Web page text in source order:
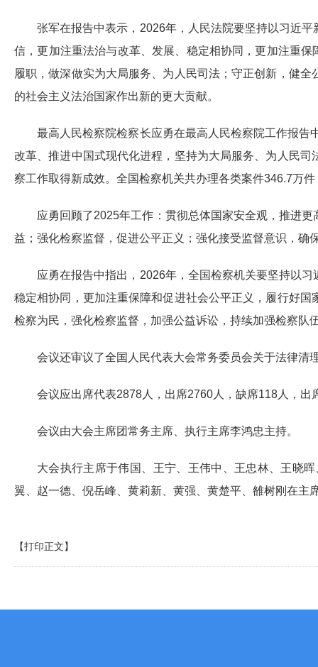
张军在报告中表示，2026年，人民法院要坚持以习近
信，更加注重法治与改革、发展、稳定相协同，更加注重
履职，做深做实为大局服务、为人民司法；守正创新，健
的社会主义法治国家作出新的更大贡献。
最高人民检察院检察长应勇在最高人民检察院工作报
改革、推进中国式现代化进程，坚持为大局服务、为人民
察工作取得新成效。全国检察机关共办理各类案件346.7万
应勇回顾了2025年工作：贯彻总体国家安全观，推进
益；强化检察监督，促进公平正义；强化接受监督意识，
应勇在报告中指出，2026年，全国检察机关要坚持以
稳定相协同，更加注重保障和促进社会公平正义，履行好
检察为民，强化检察监督，加强公益诉讼，持续加强检察队
会议还审议了全国人民代表大会常务委员会关于法律清
会议应出席代表2878人，出席2760人，缺席118人，出
会议由大会主席团常务主席、执行主席李鸿忠主持。
大会执行主席于伟国、王宁、王伟中、王忠林、王晓
翼、赵一德、倪岳峰、黄莉新、黄强、黄楚平、雒树刚在主
【打印正文】